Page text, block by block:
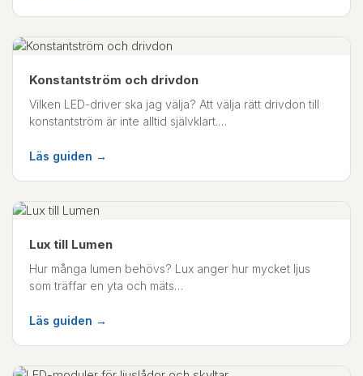
Konstantström och drivdon
Vilken LED-driver ska jag välja? Att välja rätt drivdon till
konstantström är inte alltid självklart.…
Läs guiden →
Lux till Lumen
Hur många lumen behövs? Lux anger hur mycket ljus
som träffar en yta och mäts…
Läs guiden →